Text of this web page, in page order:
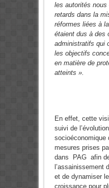
les autorités
retards dans la
réformes liées à
étaient dus à des
administratifs qui
les objectifs
en matière de
atteints ».
En effet, cette
suivi de
socioéconomique
mesures prises
dans PAG afin
l’assainissement
et de dynamiser
croissance pour